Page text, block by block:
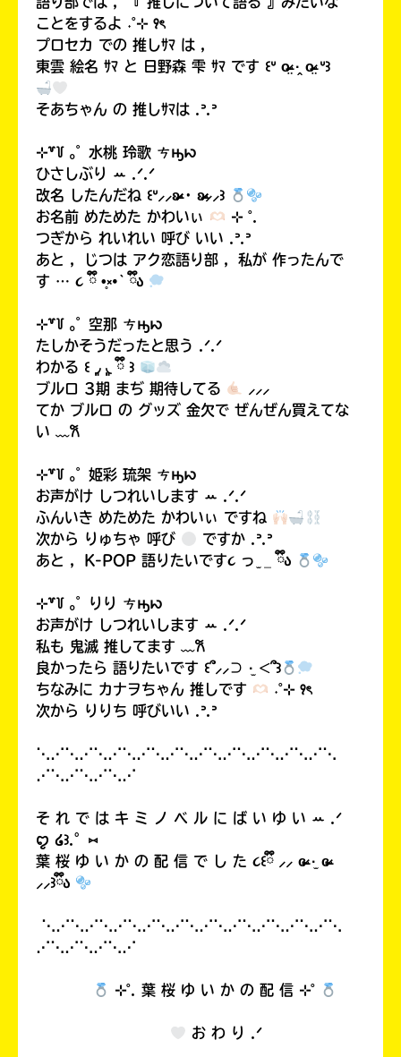
Loading
ことをするよ ˖˚⊹ ꣑ৎ‎
プロセカ での 推しｻﾏ は ，
東雲 絵名 ｻﾏ と 日野森 雫 ｻﾏ です ꒰ᐡ o̴̶̷̤ ·̭ o̴̶̷̤ ᐡ꒱
そあちゃん の 推しｻﾏは .ᐣ.ᐣ
⊹꒷꒦ ｡ﾟ 水桃 玲歌 ㄘԣꩢ
ひさしぶり ꕀ .ᐟ.ᐟ
改名 したんだね ꒰ᐡ⸝⸝ʚ̴̶̷̷ · ʚ̴̶̷̷⸝⸝꒱
お名前 めためた かわいぃ
⊹ ˚.
つぎから れいれい 呼び いい .ᐣ.ᐣ
あと ，じつは アク恋語り部 ，私が 作ったんで
す … ૮ ྀི •̥༝•` ྀིა
⊹꒷꒦ ｡ﾟ 空那 ㄘԣꩢ
たしかそうだったと思う .ᐟ.ᐟ
わかる ꒰⁠ ◞͈ ◟͈ ྀི ꒱
ブルロ 3期 まぢ 期待してる
⸝⸝⸝
てか ブルロ の グッズ 金欠で ぜんぜん買えてな
い ﹏𐙚
⊹꒷꒦ ｡ﾟ 姫彩 琉架 ㄘԣꩢ
お声がけ しつれいします ꕀ .ᐟ.ᐟ
ふんいき めためた かわいぃ ですね
次から りゅちゃ 呼び
ですか .ᐣ.ᐣ
あと ，K-POP 語りたいです૮ っ ̫ _ ྀིა
⊹꒷꒦ ｡ﾟ りり ㄘԣꩢ
お声がけ しつれいします ꕀ .ᐟ.ᐟ
私も 鬼滅 推してます ﹏𐙚
良かったら 語りたいです ꒰՞⸝⸝⊃ ·̫ <՞꒱
ちなみに カナヲちゃん 推しです
˖˚⊹ ꣑ৎ‎
次から りりち 呼びいい .ᐣ.ᐣ
⋱⋰⋱⋰⋱⋰⋱⋰⋱⋰⋱⋰⋱⋰⋱⋰⋱⋰⋱⋰⋱
⋰⋱⋰⋱⋰⋱⋰
そ れ で は キ ミ ノ ベ ル に ば い ゆ い ꕀ .ᐟ
ꨄ︎ ໒꒱.°⑅
葉 桜 ゆ い か の 配 信 で し た ૮꒰ྀི ⸝⸝ ɞ̴̶̷ ·̫ ɞ̴̶̷
⸝⸝꒱ྀིა
‎ ⋱⋰⋱⋰⋱⋰⋱⋰⋱⋰⋱⋰⋱⋰⋱⋰⋱⋰⋱⋰⋱
⋰⋱⋰⋱⋰⋱⋰
⊹˚. 葉 桜 ゆ い か の 配 信 ⊹˚
お わ り .ᐟ
い
エ
ラ
る
の
で、
も
確
し
て
ね